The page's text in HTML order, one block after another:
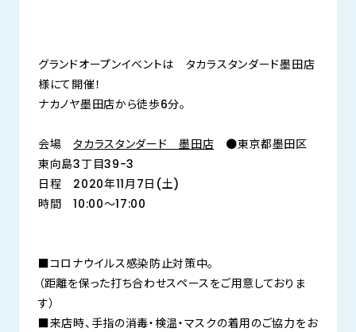
グランドオープンイベントは タカラスタンダード墨田店
様にて開催！
ナカノヤ墨田店から徒歩6分。
会場タカラスタンダード 墨田店 ●東京都墨田区
東向島3丁目39−3
日程 2020年11月7日(土)
時間 10:00～17:00
■コロナウイルス感染防止対策中。
（距離を保った打ち合わせスペースをご用意しておりま
す）
■来店時、手指の消毒・検温・マスクの着用のご協力をお